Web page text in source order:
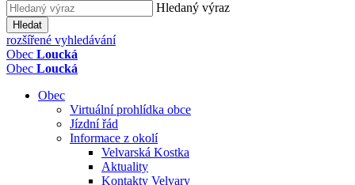
Hledaný výraz
Hledat
rozšířené vyhledávání
Obec Loucká
Obec Loucká
Obec
Virtuální prohlídka obce
Jízdní řád
Informace z okolí
Velvarská Kostka
Aktuality
Kontakty Velvary